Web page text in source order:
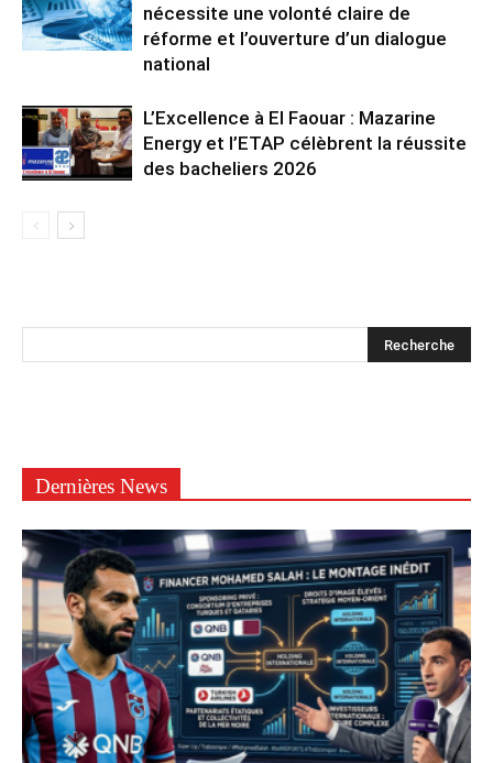
nécessite une volonté claire de
réforme et l’ouverture d’un dialogue
national
L’Excellence à El Faouar : Mazarine
Energy et l’ETAP célèbrent la réussite
des bacheliers 2026
Dernières News